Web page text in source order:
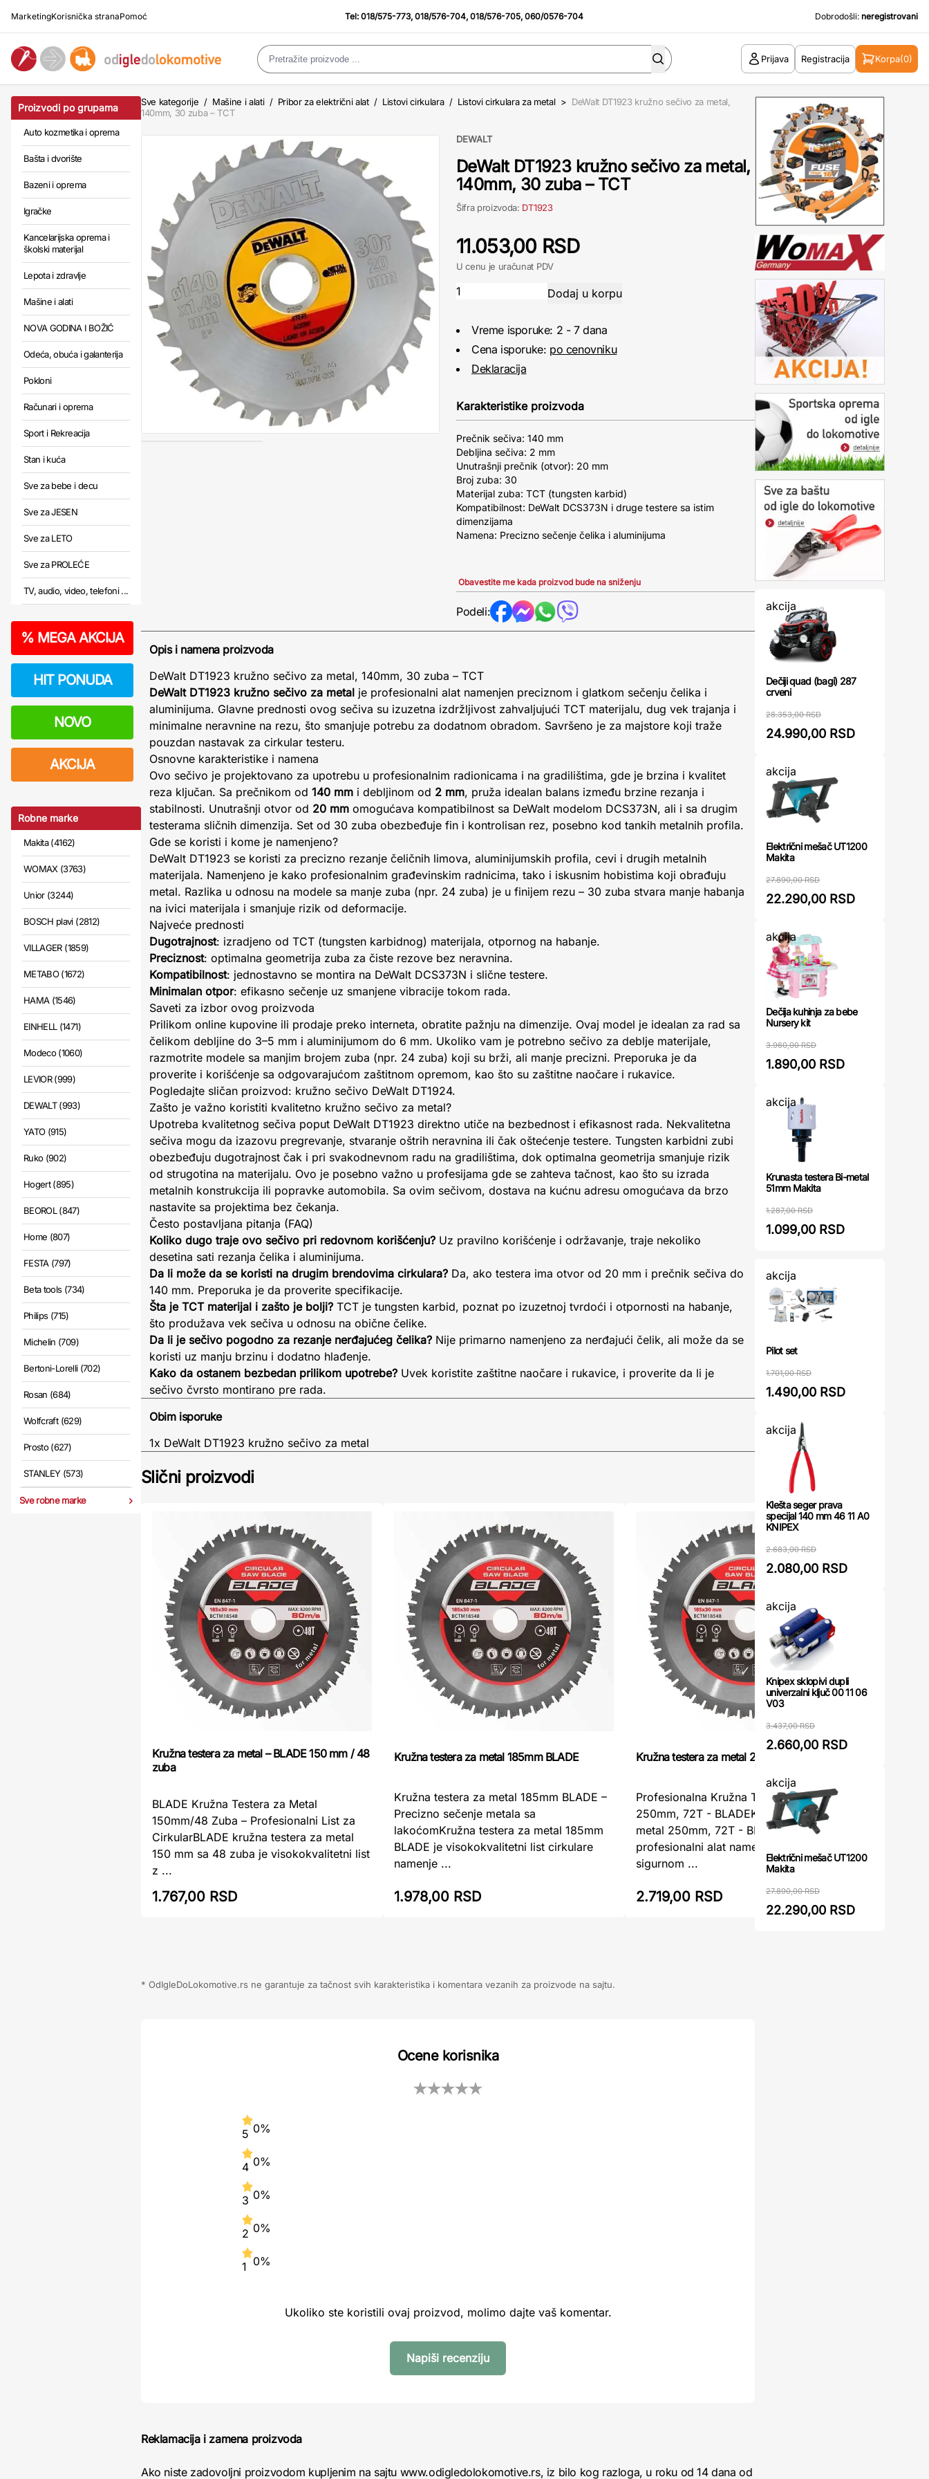
MarketingKorisnička stranaPomoć Tel:018/575-773,018/576-704,018/576-705,060/0576-704 Dobrodošli: neregistrovani
Prijava Registracija Korpa(0)
Proizvodi po grupama
Auto kozmetika i oprema
Bašta i dvorište
Bazeni i oprema
Igračke
Kancelarijska oprema i
školski materijal
Lepota i zdravlje
Mašine i alati
NOVA GODINA I BOŽIĆ
Odeća, obuća i galanterija
Pokloni
Računari i oprema
Sport i Rekreacija
Stan i kuća
Sve za bebe i decu
Sve za JESEN
Sve za LETO
Sve za PROLEĆE
TV, audio, video, telefoni ...
% MEGA AKCIJA
HIT PONUDA
NOVO
AKCIJA
Robne marke
Makita (4162)
WOMAX (3763)
Unior (3244)
BOSCH plavi (2812)
VILLAGER (1859)
METABO (1672)
HAMA (1546)
EINHELL (1471)
Modeco (1060)
LEVIOR (999)
DEWALT (993)
YATO (915)
Ruko (902)
Hogert (895)
BEOROL (847)
Home (807)
FESTA (797)
Beta tools (734)
Philips (715)
Michelin (709)
Bertoni-Lorelli (702)
Rosan (684)
Wolfcraft (629)
Prosto (627)
STANLEY (573)
Sve robne marke
Sve kategorije / Mašine i alati / Pribor za električni alat / Listovi cirkulara / Listovi cirkulara za metal > DeWalt DT1923 kružno sečivo za metal,
140mm, 30 zuba – TCT
DEWALT
DeWalt DT1923 kružno sečivo za metal,
140mm, 30 zuba – TCT
Šifra proizvoda: DT1923
11.053,00 RSD
U cenu je uračunat PDV
Vreme isporuke: 2 - 7 dana
Cena isporuke: po cenovniku
Deklaracija
Karakteristike proizvoda
Prečnik sečiva: 140 mm
Debljina sečiva: 2 mm
Unutrašnji prečnik (otvor): 20 mm
Broj zuba: 30
Materijal zuba: TCT (tungsten karbid)
Kompatibilnost: DeWalt DCS373N i druge testere sa istim
dimenzijama
Namena: Precizno sečenje čelika i aluminijuma
Obavestite me kada proizvod bude na sniženju
Podeli:
Opis i namena proizvoda
DeWalt DT1923 kružno sečivo za metal, 140mm, 30 zuba – TCT
DeWalt DT1923 kružno sečivo za metal je profesionalni alat namenjen preciznom i glatkom sečenju čelika i
aluminijuma. Glavne prednosti ovog sečiva su izuzetna izdržljivost zahvaljujući TCT materijalu, dug vek trajanja i
minimalne neravnine na rezu, što smanjuje potrebu za dodatnom obradom. Savršeno je za majstore koji traže
pouzdan nastavak za cirkular testeru.
Osnovne karakteristike i namena
Ovo sečivo je projektovano za upotrebu u profesionalnim radionicama i na gradilištima, gde je brzina i kvalitet
reza ključan. Sa prečnikom od 140 mm i debljinom od 2 mm, pruža idealan balans između brzine rezanja i
stabilnosti. Unutrašnji otvor od 20 mm omogućava kompatibilnost sa DeWalt modelom DCS373N, ali i sa drugim
testerama sličnih dimenzija. Set od 30 zuba obezbeđuje fin i kontrolisan rez, posebno kod tankih metalnih profila.
Gde se koristi i kome je namenjeno?
DeWalt DT1923 se koristi za precizno rezanje čeličnih limova, aluminijumskih profila, cevi i drugih metalnih
materijala. Namenjeno je kako profesionalnim građevinskim radnicima, tako i iskusnim hobistima koji obrađuju
metal. Razlika u odnosu na modele sa manje zuba (npr. 24 zuba) je u finijem rezu – 30 zuba stvara manje habanja
na ivici materijala i smanjuje rizik od deformacije.
Najveće prednosti
Dugotrajnost: izradjeno od TCT (tungsten karbidnog) materijala, otpornog na habanje.
Preciznost: optimalna geometrija zuba za čiste rezove bez neravnina.
Kompatibilnost: jednostavno se montira na DeWalt DCS373N i slične testere.
Minimalan otpor: efikasno sečenje uz smanjene vibracije tokom rada.
Saveti za izbor ovog proizvoda
Prilikom online kupovine ili prodaje preko interneta, obratite pažnju na dimenzije. Ovaj model je idealan za rad sa
čelikom debljine do 3–5 mm i aluminijumom do 6 mm. Ukoliko vam je potrebno sečivo za deblje materijale,
razmotrite modele sa manjim brojem zuba (npr. 24 zuba) koji su brži, ali manje precizni. Preporuka je da
proverite i korišćenje sa odgovarajućom zaštitnom opremom, kao što su zaštitne naočare i rukavice.
Pogledajte sličan proizvod: kružno sečivo DeWalt DT1924.
Zašto je važno koristiti kvalitetno kružno sečivo za metal?
Upotreba kvalitetnog sečiva poput DeWalt DT1923 direktno utiče na bezbednost i efikasnost rada. Nekvalitetna
sečiva mogu da izazovu pregrevanje, stvaranje oštrih neravnina ili čak oštećenje testere. Tungsten karbidni zubi
obezbeđuju dugotrajnost čak i pri svakodnevnom radu na gradilištima, dok optimalna geometrija smanjuje rizik
od strugotina na materijalu. Ovo je posebno važno u profesijama gde se zahteva tačnost, kao što su izrada
metalnih konstrukcija ili popravke automobila. Sa ovim sečivom, dostava na kućnu adresu omogućava da brzo
nastavite sa projektima bez čekanja.
Često postavljana pitanja (FAQ)
Koliko dugo traje ovo sečivo pri redovnom korišćenju? Uz pravilno korišćenje i održavanje, traje nekoliko
desetina sati rezanja čelika i aluminijuma.
Da li može da se koristi na drugim brendovima cirkulara? Da, ako testera ima otvor od 20 mm i prečnik sečiva do
140 mm. Preporuka je da proverite specifikacije.
Šta je TCT materijal i zašto je bolji? TCT je tungsten karbid, poznat po izuzetnoj tvrdoći i otpornosti na habanje,
što produžava vek sečiva u odnosu na obične čelike.
Da li je sečivo pogodno za rezanje nerđajućeg čelika? Nije primarno namenjeno za nerđajući čelik, ali može da se
koristi uz manju brzinu i dodatno hlađenje.
Kako da ostanem bezbedan prilikom upotrebe? Uvek koristite zaštitne naočare i rukavice, i proverite da li je
sečivo čvrsto montirano pre rada.
Obim isporuke
1x DeWalt DT1923 kružno sečivo za metal
Slični proizvodi
Kružna testera za metal – BLADE 150 mm / 48
zuba
BLADE Kružna Testera za Metal
150mm/48 Zuba – Profesionalni List za
CirkularBLADE kružna testera za metal
150 mm sa 48 zuba je visokokvalitetni list
z ...
1.767,00 RSD
Kružna testera za metal 185mm BLADE
Kružna testera za metal 185mm BLADE –
Precizno sečenje metala sa
lakoćomKružna testera za metal 185mm
BLADE je visokokvalitetni list cirkulare
namenje ...
1.978,00 RSD
Kružna testera za metal 250mm, 72T - BLADE
Profesionalna Kružna Testera za Metal
250mm, 72T - BLADEKružna testera za
metal 250mm, 72T - BLADE je
profesionalni alat namenjen preciznom i
sigurnom ...
2.719,00 RSD
* OdIgleDoLokomotive.rs ne garantuje za tačnost svih karakteristika i komentara vezanih za proizvode na sajtu.
Ocene korisnika
5 0%
4 0%
3 0%
2 0%
1 0%
Ukoliko ste koristili ovaj proizvod, molimo dajte vaš komentar.
Napiši recenziju
Reklamacija i zamena proizvoda
Ako niste zadovoljni proizvodom kupljenim na sajtu www.odigledolokomotive.rs, iz bilo kog razloga, u roku od 14 dana od
akcija
Dečiji quad (bagi) 287
crveni
28.353,00 RSD
24.990,00 RSD
akcija
Električni mešač UT1200
Makita
27.890,00 RSD
22.290,00 RSD
akcija
Dečija kuhinja za bebe
Nursery kit
3.960,00 RSD
1.890,00 RSD
akcija
Krunasta testera Bi-metal
51mm Makita
1.287,00 RSD
1.099,00 RSD
akcija
Pilot set
1.701,00 RSD
1.490,00 RSD
akcija
Klešta seger prava
specijal 140 mm 46 11 A0
KNIPEX
2.683,00 RSD
2.080,00 RSD
akcija
Knipex sklopivi dupli
univerzalni ključ 00 11 06
V03
3.437,00 RSD
2.660,00 RSD
akcija
Električni mešač UT1200
Makita
27.890,00 RSD
22.290,00 RSD